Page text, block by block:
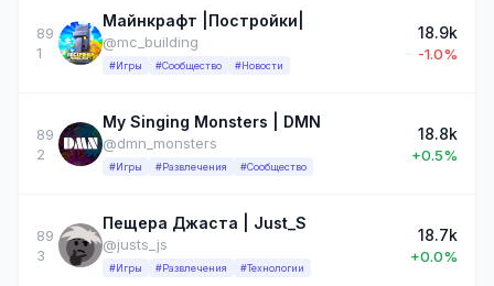
89
1
Майнкрафт |Постройки|
@mc_building
#Игры #Сообщество #Новости
18.9k
-1.0%
89
2
My Singing Monsters | DMN
@dmn_monsters
#Игры #Развлечения #Сообщество
18.8k
+0.5%
89
3
Пещера Джаста | Just_S
@justs_js
#Игры #Развлечения #Технологии
18.7k
+0.0%